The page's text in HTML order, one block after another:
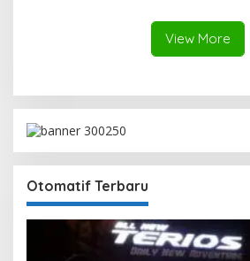
View More
Otomatif Terbaru